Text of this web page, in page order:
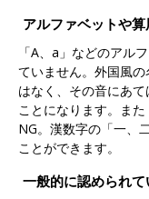
アルファベットや
「A、a」などのアル
ていません。外国風
はなく、その音にあ
ことになります。ま
NG。漢数字の「一、
ことができます。
一般的に認められ